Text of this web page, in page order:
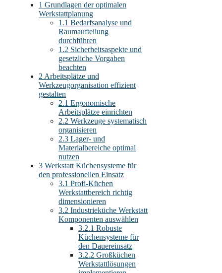
1 Grundlagen der optimalen
Werkstattplanung
1.1 Bedarfsanalyse und
Raumaufteilung
durchführen
1.2 Sicherheitsaspekte und
gesetzliche Vorgaben
beachten
2 Arbeitsplätze und
Werkzeugorganisation effizient
gestalten
2.1 Ergonomische
Arbeitsplätze einrichten
2.2 Werkzeuge systematisch
organisieren
2.3 Lager- und
Materialbereiche optimal
nutzen
3 Werkstatt Küchensysteme für
den professionellen Einsatz
3.1 Profi-Küchen
Werkstattbereich richtig
dimensionieren
3.2 Industrieküche Werkstatt
Komponenten auswählen
3.2.1 Robuste
Küchensysteme für
den Dauereinsatz
3.2.2 Großküchen
Werkstattlösungen